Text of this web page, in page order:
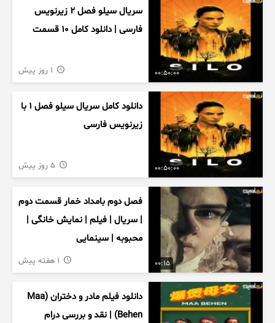
00:50:00
سریال سیلو فصل ۲ زیرنویس
فارسی | دانلود کامل ۱۰ قسمت
00:50:00
دانلود کامل سریال سیلو فصل ۱ با
زیرنویس فارسی
00:15
فصل دوم بامداد خمار قسمت دوم
| سریال | فیلم | نمایش خانگی |
محبوبه | سینمایی
دانلود فیلم مادر و دختران (Maa
Behen) | نقد و بررسی درام